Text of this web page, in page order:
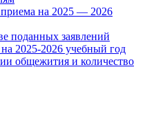
на 2025 — 2026
поданных заявлений
2025-2026 учебный год
общежития и количество